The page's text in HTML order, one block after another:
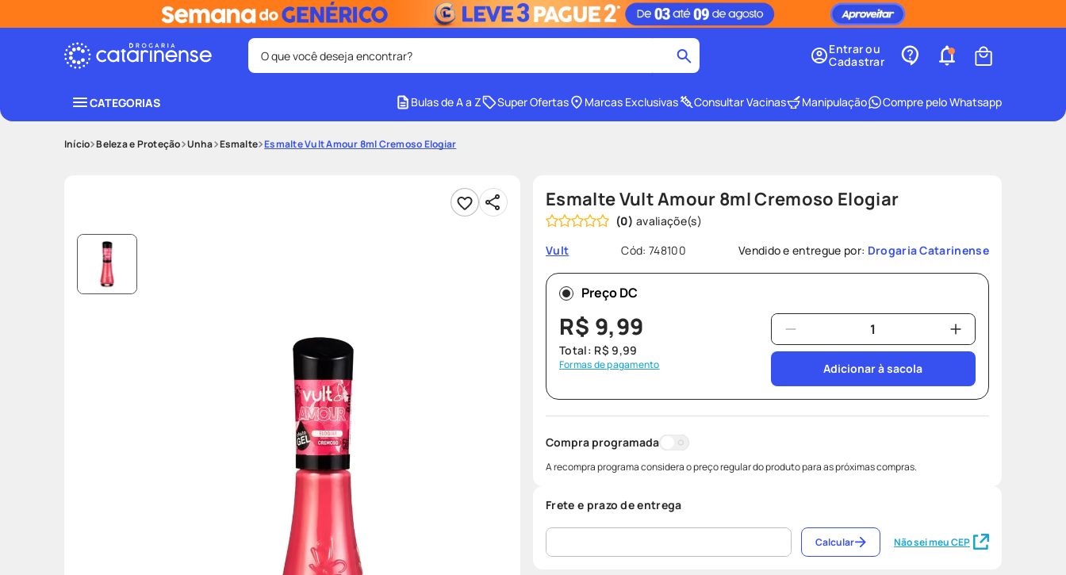
O que você deseja encontrar?
3º fralda
8º
protetor solar
Entrar ou
Cadastrar
CATEGORIAS Bulas de A a Z Super Ofertas Marcas Exclusivas Consultar Vacinas Manipulação Compre pelo Whatsapp
Beleza e Proteção Unha Esmalte Esmalte Vult Amour 8ml Cremoso Elogiar
Esmalte Vult Amour 8ml Cremoso Elogiar
(0)
Vult
Cód: 748100 Vendido e entregue por: Drogaria Catarinense
Preço DC
R$ 9,99
Total: R$ 9,99
Formas de pagamento Adicionar à sacola
Compra programada
A recompra programa considera o preço regular do produto para as próximas compras.
Frete e prazo de entrega
Não sei meu CEP
Calcular